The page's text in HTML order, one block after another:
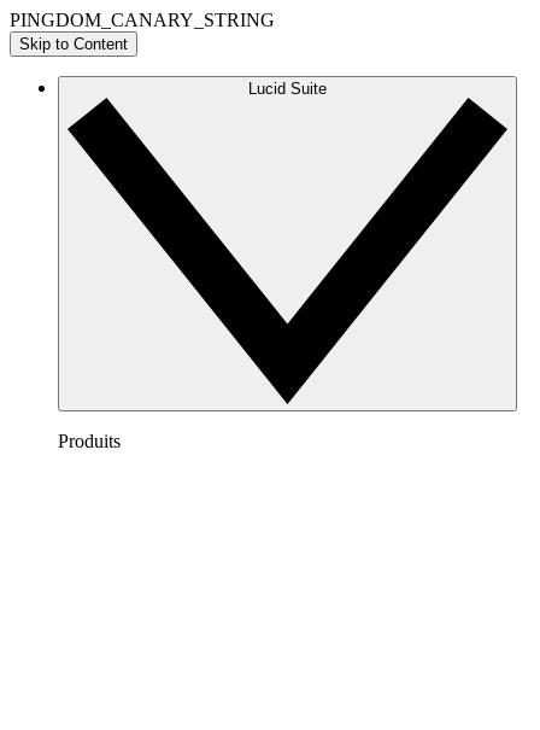
PINGDOM_CANARY_STRING
Skip to Content
Lucid Suite
Produits